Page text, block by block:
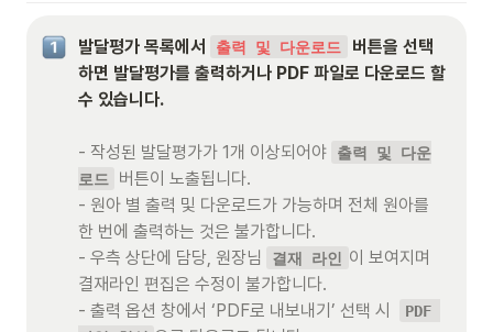
발달평가 목록에서 출력 및 다운로드
버튼을 선택
하면 발달평가를 출력하거나 PDF 파일로 다운로드 할
수 있습니다.
- 작성된 발달평가가 1개 이상되어야
출력 및 다운
로드
버튼이 노출됩니다.
- 원아 별 출력 및 다운로드가 가능하며 전체 원아를
한 번에 출력하는 것은 불가합니다.
- 우측 상단에 담당, 원장님
결재 라인
이 보여지며
결재라인 편집은 수정이 불가합니다.
- 출력 옵션 창에서 ‘PDF로 내보내기’ 선택 시
PDF